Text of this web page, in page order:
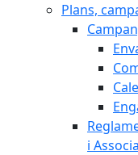
Plans,
i